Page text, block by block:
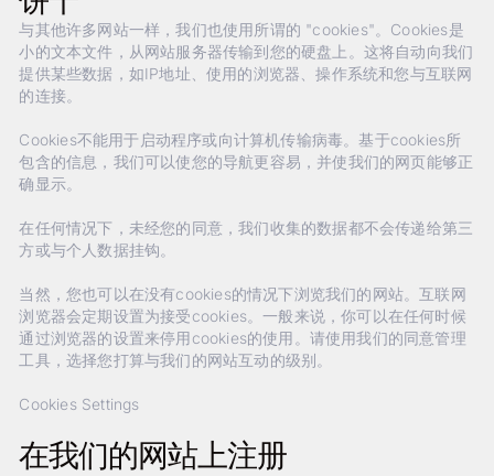
与其他许多网站一样，我们也使用所谓的 "cookies"。Cookies是
小的文本文件，从网站服务器传输到您的硬盘上。这将自动向我们
提供某些数据，如IP地址、使用的浏览器、操作系统和您与互联网
的连接。
Cookies不能用于启动程序或向计算机传输病毒。基于cookies所
包含的信息，我们可以使您的导航更容易，并使我们的网页能够正
确显示。
在任何情况下，未经您的同意，我们收集的数据都不会传递给第三
方或与个人数据挂钩。
当然，您也可以在没有cookies的情况下浏览我们的网站。互联网
浏览器会定期设置为接受cookies。一般来说，你可以在任何时候
通过浏览器的设置来停用cookies的使用。请使用我们的同意管理
工具，选择您打算与我们的网站互动的级别。
Cookies Settings
在我们的网站上注册